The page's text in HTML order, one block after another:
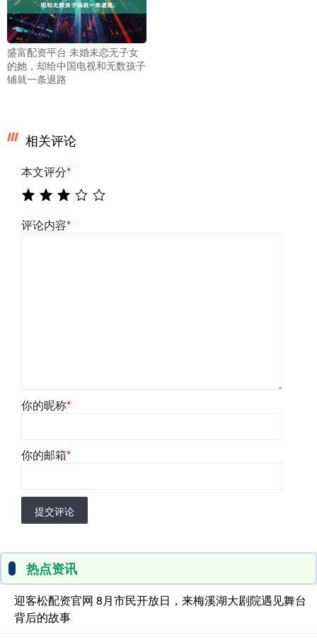
盛富配资平台 未婚未恋无子女
的她，却给中国电视和无数孩子
铺就一条退路
相关评论
本文评分*
评论内容*
你的昵称*
你的邮箱*
提交评论
热点资讯
迎客松配资官网 8月市民开放日，来梅溪湖大剧院遇见舞台
背后的故事